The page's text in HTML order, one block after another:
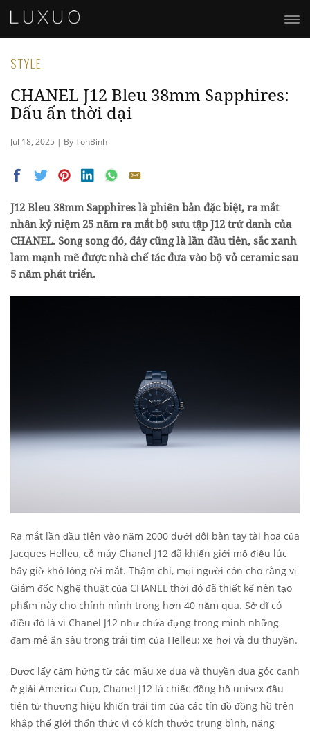
STYLE
CHANEL J12 Bleu 38mm Sapphires:
Dấu ấn thời đại
Jul 18, 2025 | By TonBinh
J12 Bleu 38mm Sapphires là phiên bản đặc biệt, ra mắt
nhân kỷ niệm 25 năm ra mắt bộ sưu tập J12 trứ danh của
CHANEL. Song song đó, đây cũng là lần đầu tiên, sắc xanh
lam mạnh mẽ được nhà chế tác đưa vào bộ vỏ ceramic sau
5 năm phát triển.
Ra mắt lần đầu tiên vào năm 2000 dưới đôi bàn tay tài hoa của
Jacques Helleu, cỗ máy Chanel J12 đã khiến giới mộ điệu lúc
bấy giờ khó lòng rời mắt. Thậm chí, mọi người còn cho rằng vị
Giám đốc Nghệ thuật của CHANEL thời đó đã thiết kế nên tạo
phẩm này cho chính mình trong hơn 40 năm qua. Sở dĩ có
điều đó là vì Chanel J12 như chứa đựng trong mình những
đam mê ẩn sâu trong trái tim của Helleu: xe hơi và du thuyền.
Được lấy cảm hứng từ các mẫu xe đua và thuyền đua góc cạnh
ở giải America Cup, Chanel J12 là chiếc đồng hồ unisex đầu
tiên từ thương hiệu khiến trái tim của các tín đồ đồng hồ trên
khắp thế giới thổn thức vì có kích thước trung bình, năng